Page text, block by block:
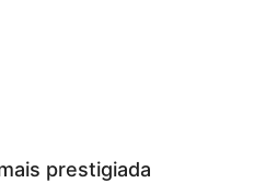
prestigiada